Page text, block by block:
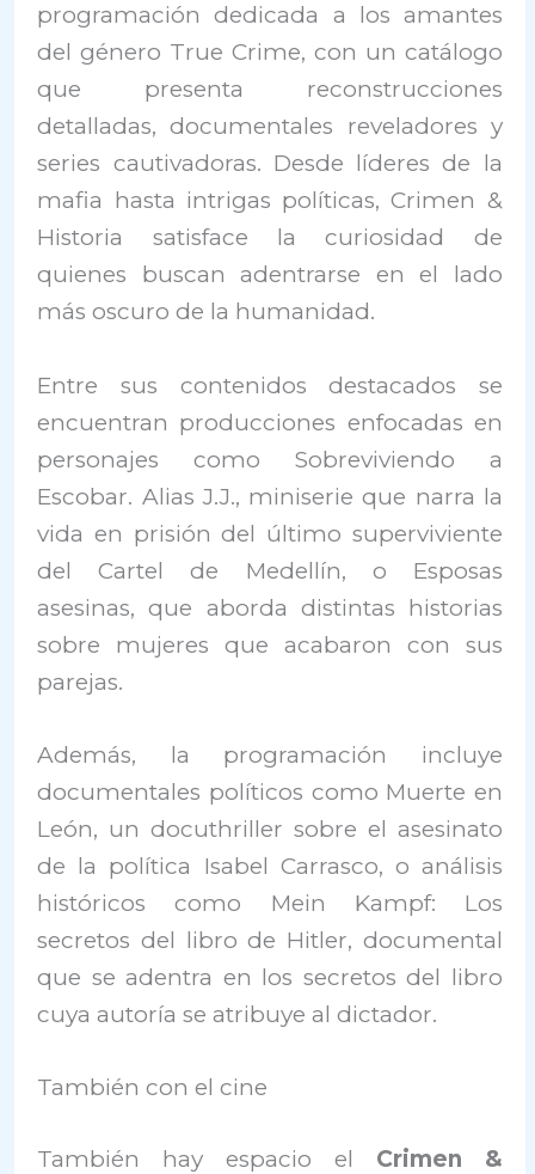
programación dedicada a los amantes
del género True Crime, con un catálogo
que presenta reconstrucciones
detalladas, documentales reveladores y
series cautivadoras. Desde líderes de la
mafia hasta intrigas políticas, Crimen &
Historia satisface la curiosidad de
quienes buscan adentrarse en el lado
más oscuro de la humanidad.
Entre sus contenidos destacados se
encuentran producciones enfocadas en
personajes como Sobreviviendo a
Escobar. Alias J.J., miniserie que narra la
vida en prisión del último superviviente
del Cartel de Medellín, o Esposas
asesinas, que aborda distintas historias
sobre mujeres que acabaron con sus
parejas.
Además, la programación incluye
documentales políticos como Muerte en
León, un docuthriller sobre el asesinato
de la política Isabel Carrasco, o análisis
históricos como Mein Kampf: Los
secretos del libro de Hitler, documental
que se adentra en los secretos del libro
cuya autoría se atribuye al dictador.
También con el cine
También hay espacio el Crimen &